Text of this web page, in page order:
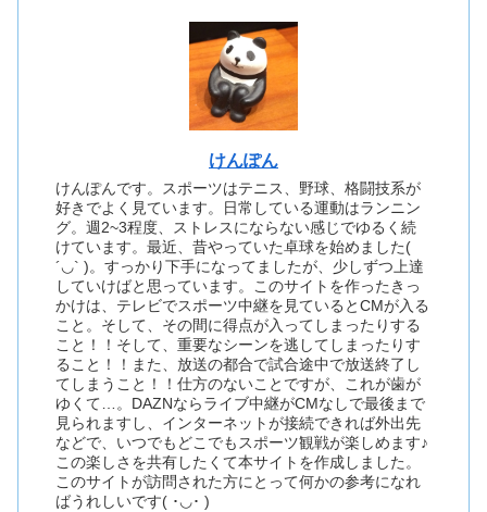
けんぽん
けんぽんです。スポーツはテニス、野球、格闘技系が
好きでよく見ています。日常している運動はランニン
グ。週2~3程度、ストレスにならない感じでゆるく続
けています。最近、昔やっていた卓球を始めました(
´◡` )。すっかり下手になってましたが、少しずつ上達
していけばと思っています。このサイトを作ったきっ
かけは、テレビでスポーツ中継を見ているとCMが入る
こと。そして、その間に得点が入ってしまったりする
こと！！そして、重要なシーンを逃してしまったりす
ること！！また、放送の都合で試合途中で放送終了し
てしまうこと！！仕方のないことですが、これが歯が
ゆくて…。DAZNならライブ中継がCMなしで最後まで
見られますし、インターネットが接続できれば外出先
などで、いつでもどこでもスポーツ観戦が楽しめます♪
この楽しさを共有したくて本サイトを作成しました。
このサイトが訪問された方にとって何かの参考になれ
ばうれしいです( ･◡･ )